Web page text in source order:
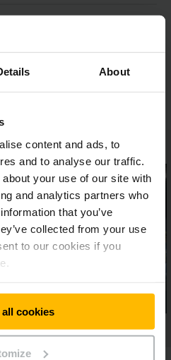
About
content and ads, to
and to analyse our traffic.
your use of our site with
and analytics partners who
that you’ve
collected from your use
to our cookies if you
cookies